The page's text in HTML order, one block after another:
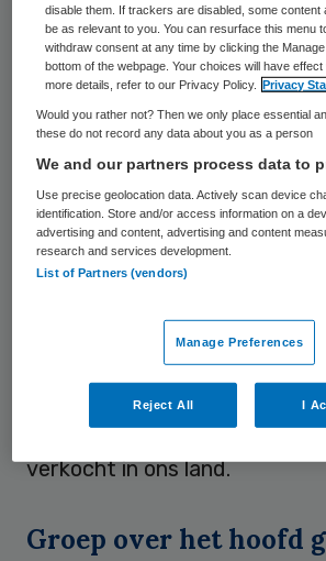
zijn behandeld, hen op te
controle en in overleg met
implantaten eventueel te
De inspectie komt in actie na
bevestigd.
Aanvankelijk waarschuwde
2001 hadden gekregen. Het
programma, dat vrijdag
achterhaalde echter dat de
borstimplantatenal sinds
verkocht in ons land.
Groep over het hoofd
disable them. If trackers are disabled, some content
be as relevant to you. You can resurface this menu
withdraw consent at any time by clicking the
bottom of the webpage. Your choices will have
more details, refer to our Privacy Policy.
Privacy
Would you rather not? Then we only place essential
these do not record any data about you as a person
We and our partners process data to
Use precise geolocation data. Actively scan device
identification. Store and/or access information on a
advertising and content, advertising and content
research and services development.
List of Partners (vendors)
Manage Preferences
Reject All I